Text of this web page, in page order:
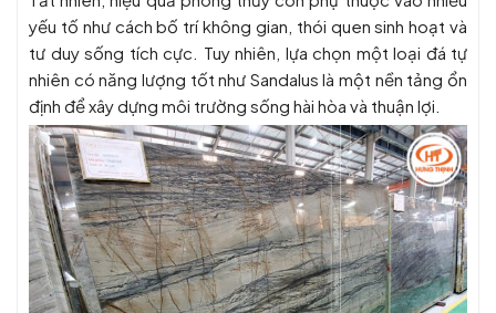
yếu tố như cách bố trí không gian, thói quen sinh hoạt và
tư duy sống tích cực. Tuy nhiên, lựa chọn một loại đá tự
nhiên có năng lượng tốt như Sandalus là một nền tảng ổn
định để xây dựng môi trường sống hài hòa và thuận lợi.